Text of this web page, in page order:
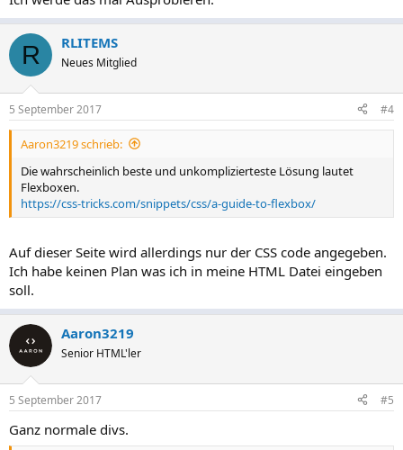
R RLITEMS
Neues Mitglied
5 September 2017 #4
Aaron3219 schrieb:
Die wahrscheinlich beste und unkomplizierteste Lösung lautet
Flexboxen.
https://css-tricks.com/snippets/css/a-guide-to-flexbox/
Auf dieser Seite wird allerdings nur der CSS code angegeben.
Ich habe keinen Plan was ich in meine HTML Datei eingeben
soll.
Aaron3219
Senior HTML'ler
5 September 2017 #5
Ganz normale divs.